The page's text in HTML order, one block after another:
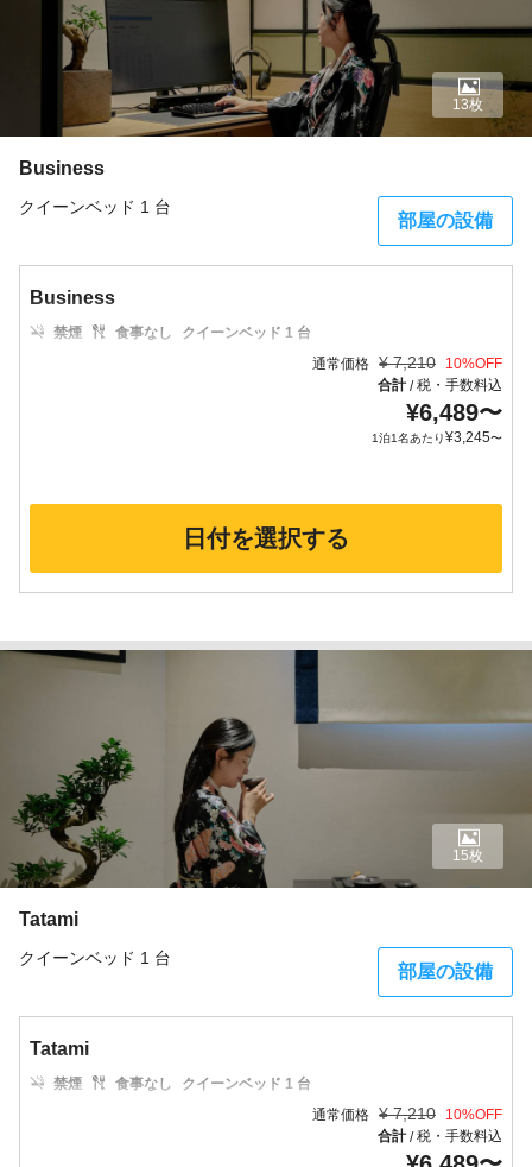
Business
クイーンベッド 1 台
部屋の設備
13枚
Business
禁煙 食事なし
クイーンベッド 1 台
通常価格 ¥ 7,210 10%OFF
合計/税・手数料込
¥6,489〜
1泊1名あたり¥3,245〜
日付を選択する
Tatami
クイーンベッド 1 台
部屋の設備
15枚
Tatami
禁煙 食事なし
クイーンベッド 1 台
通常価格 ¥ 7,210 10%OFF
合計/税・手数料込